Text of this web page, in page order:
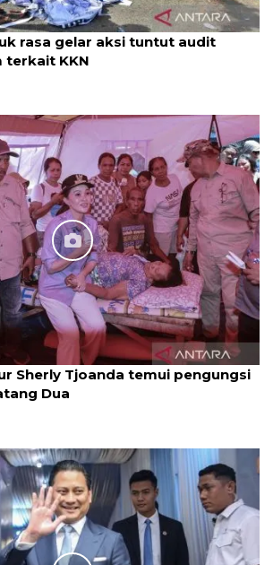
rasa gelar aksi tuntut audit
terkait KKN
Sherly Tjoanda temui pengungsi
Dua